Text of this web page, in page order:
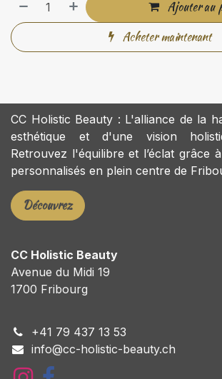
Ajouter au
Acheter maintenant
CC Holistic Beauty : L'alliance de la
esthétique et d'une vision
Retrouvez l'équilibre et l’éclat grâce
personnalisés en plein centre de
Découvrez
+41 79 437 13 53
info@cc-holistic-beauty.ch
CC Holistic Beauty
Avenue du Midi 19
1700 Fribourg